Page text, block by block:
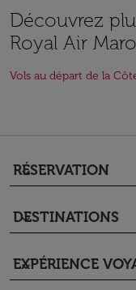
Découvrez
Royal Air
Vols au départ de la
RÉSERVATION
keyboard_arrow_down
DESTINATIONS
keyboard_arrow_down
EXPÉRIENCE
keyboard_arrow_down